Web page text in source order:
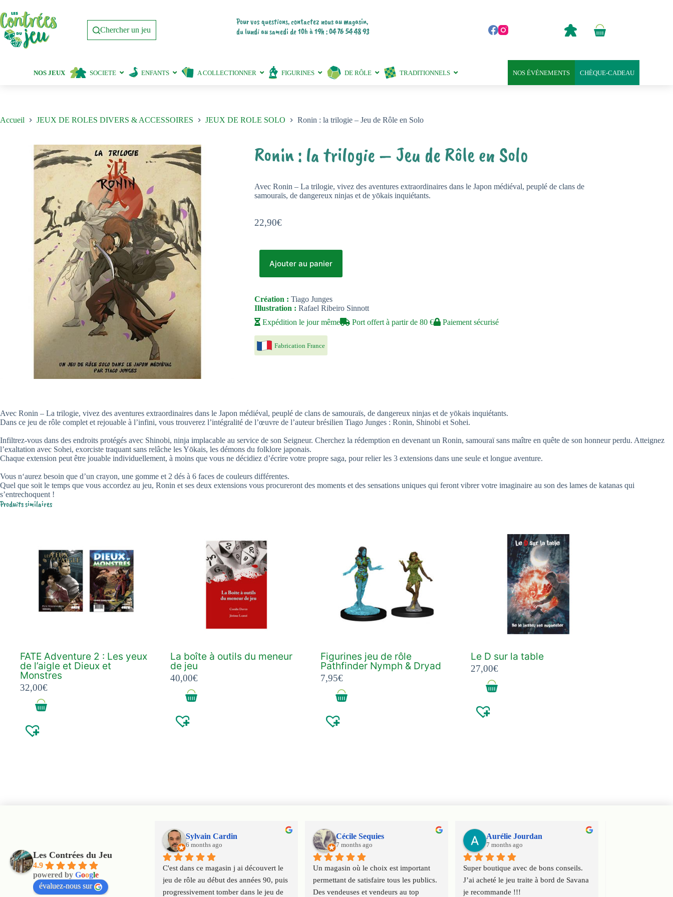
au
contenu
Chercher un jeu
Pour vos questions, contactez nous au magasin,
du lundi au samedi de 10h à 19h : 04 76 54 48 93
Panier
0,00
NOS JEUX SOCIETE ENFANTS A COLLECTIONNER FIGURINES DE RÔLE TRADITIONNELS CHÈQUE-CADEAU
NOS ÉVÉNEMENTS
Accueil JEUX DE ROLES DIVERS & ACCESSOIRES JEUX DE ROLE SOLO Ronin : la trilogie – Jeu de Rôle en Solo
Ronin : la trilogie – Jeu de Rôle en Solo
22,90€
Avec Ronin – La trilogie, vivez des aventures extraordinaires dans le Japon médiéval, peuplé de clans de
samouraïs, de dangereux ninjas et de yōkais inquiétants.
Ajouter au panier
Expédition le jour même Port offert à partir de 80 € Paiement sécurisé
Création : Tiago Junges
Illustration : Rafael Ribeiro Sinnott
Fabrication France
Avec Ronin – La trilogie, vivez des aventures extraordinaires dans le Japon médiéval, peuplé de clans de samouraïs, de dangereux ninjas et de yōkais inquiétants.
Dans ce jeu de rôle complet et rejouable à l’infini, vous trouverez l’intégralité de l’œuvre de l’auteur brésilien Tiago Junges : Ronin, Shinobi et Sohei.
Infiltrez-vous dans des endroits protégés avec Shinobi, ninja implacable au service de son Seigneur. Cherchez la rédemption en devenant un Ronin, samouraï sans maître en quête de son honneur perdu. Atteignez
l’exaltation avec Sohei, exorciste traquant sans relâche les Yōkais, les démons du folklore japonais.
Chaque extension peut être jouable individuellement, à moins que vous ne décidiez d’écrire votre propre saga, pour relier les 3 extensions dans une seule et longue aventure.
Vous n‘aurez besoin que d’un crayon, une gomme et 2 dés à 6 faces de couleurs différentes.
Quel que soit le temps que vous accordez au jeu, Ronin et ses deux extensions vous procureront des moments et des sensations uniques qui feront vibrer votre imaginaire au son des lames de katanas qui
s’entrechoquent !
Produits similaires
FATE Adventure 2 : Les yeux
de l’aigle et Dieux et
Monstres
32,00€
La boîte à outils du meneur
de jeu
40,00€
Figurines jeu de rôle
Pathfinder Nymph & Dryad
7,95€
Le D sur la table
27,00€
Les Contrées du Jeu
4.9
powered by Google
évaluez-nous sur
Sylvain Cardin
6 months ago
C'est dans ce magasin j ai découvert le
jeu de rôle au début des années 90, puis
progressivement tomber dans le jeu de
Cécile Sequies
7 months ago
Un magasin où le choix est important
permettant de satisfaire tous les publics.
Des vendeuses et vendeurs au top
Aurélie Jourdan
7 months ago
Super boutique avec de bons conseils.
J’ai acheté le jeu traite à bord de Savana
je recommande !!!